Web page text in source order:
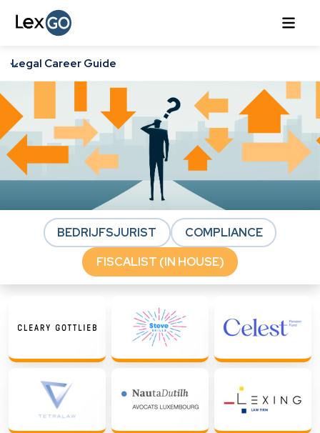
Legal Career Guide
BEDRIJFSJURIST
COMPLIANCE
FISCALIST (IN HOUSE)